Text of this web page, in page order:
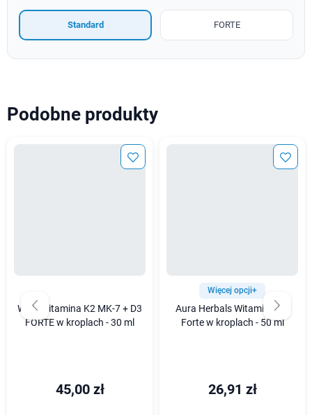
Standard FORTE
Podobne produkty
Wish Witamina K2 MK-7 + D3
FORTE w kroplach - 30 ml
45,00 zł
Więcej opcji+
Aura Herbals Witamina D3
Forte w kroplach - 50 ml
26,91 zł